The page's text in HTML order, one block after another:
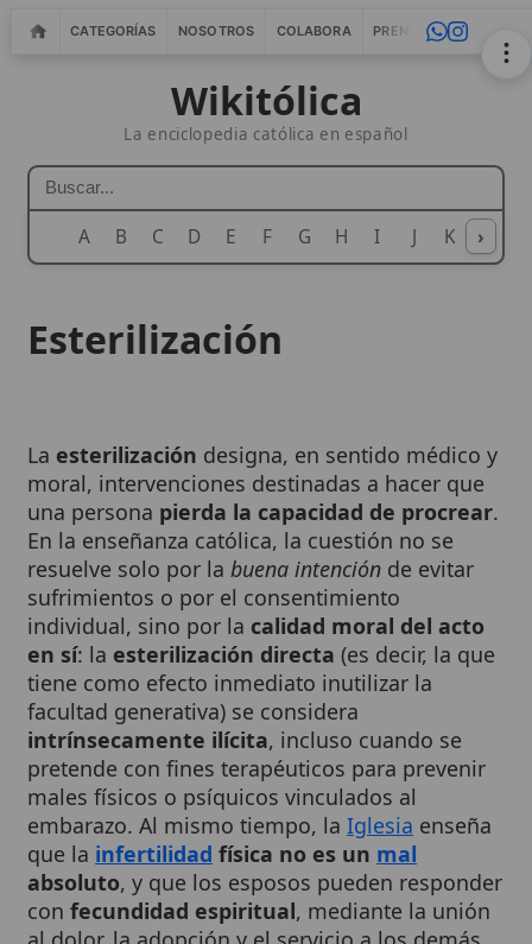
CATEGORÍAS NOSOTROS COLABORA PRENSA WEBMASTERS
Wikitólica
La enciclopedia católica en español
A B C D E F G H I J K L M
›
una personapierda la capacidad de procrear.
En la enseñanza católica, la cuestión no se
resuelve solo por labuena intenciónde evitar
sufrimientos o por el consentimiento
individual, sino por la calidad moral del acto
en sí: laesterilización directa(es decir, la que
tiene como efecto inmediato inutilizar la
facultad generativa) se considera
intrínsecamente ilícita
, incluso cuando se
pretende con fines terapéuticos para prevenir
males físicos o psíquicos vinculados al
embarazo. Al mismo tiempo, laIglesiaenseña
que lainfertilidadfísica no es unmal
absoluto, y que los esposos pueden responder
confecundidad espiritual, mediante la unión
al dolor, la adopción y el servicio a los demás,
mientras se favorece la investigación médica
orientada al bien integral de la persona.